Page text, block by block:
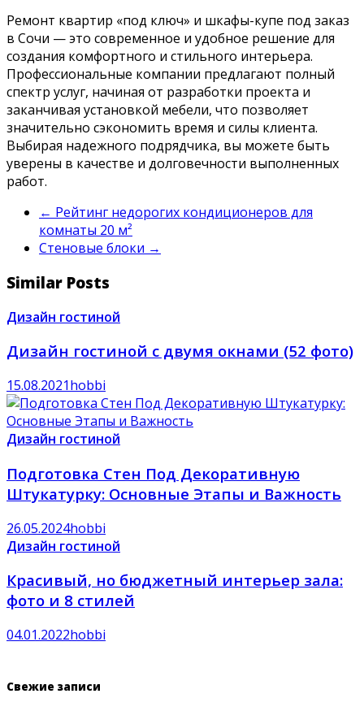
Ремонт квартир «под ключ» и шкафы-купе под заказ
в Сочи — это современное и удобное решение для
создания комфортного и стильного интерьера.
Профессиональные компании предлагают полный
спектр услуг, начиная от разработки проекта и
заканчивая установкой мебели, что позволяет
значительно сэкономить время и силы клиента.
Выбирая надежного подрядчика, вы можете быть
уверены в качестве и долговечности выполненных
работ.
← Рейтинг недорогих кондиционеров для
комнаты 20 м²
Стеновые блоки →
Similar Posts
Дизайн гостиной
Дизайн гостиной с двумя окнами (52 фото)
15.08.2021hobbi
Дизайн гостиной
Подготовка Стен Под Декоративную
Штукатурку: Основные Этапы и Важность
26.05.2024hobbi
Дизайн гостиной
Красивый, но бюджетный интерьер зала:
фото и 8 стилей
04.01.2022hobbi
Свежие записи